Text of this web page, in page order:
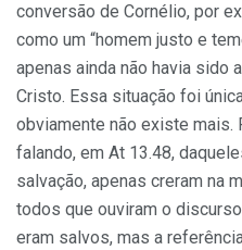
conversão de Cornélio, por
como um “homem justo e
apenas ainda não havia sido
Cristo. Essa situação foi
obviamente não existe mais.
falando, em At 13.48,
salvação, apenas creram na
todos que ouviram o
eram salvos, mas a